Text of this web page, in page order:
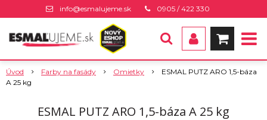
info@esmalujeme.sk 0905 / 422 330
Úvod Farby na fasády Omietky
ESMAL PUTZ ARO 1,5-báza
A 25 kg
ESMAL PUTZ ARO 1,5-báza A 25 kg